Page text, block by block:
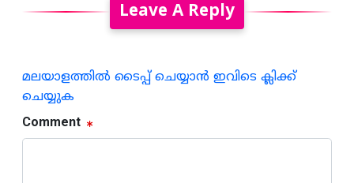
Leave A Reply
മലയാളത്തില്‍ ടൈപ്പ് ചെയ്യാന്‍ ഇവിടെ ക്ലിക്ക്
ചെയ്യുക
Comment